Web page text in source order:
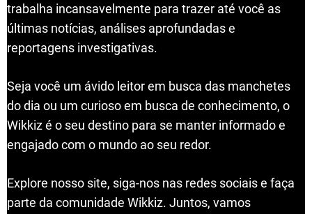
trabalha incansavelmente para trazer até você as
últimas notícias, análises aprofundadas e
reportagens investigativas.
Seja você um ávido leitor em busca das manchetes
do dia ou um curioso em busca de conhecimento, o
Wikkiz é o seu destino para se manter informado e
engajado com o mundo ao seu redor.
Explore nosso site, siga-nos nas redes sociais e faça
parte da comunidade Wikkiz. Juntos, vamos